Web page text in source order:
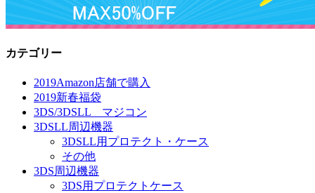
カテゴリー
2019Amazon店舗で購入
2019新春福袋
3DS/3DSLL マジコン
3DSLL周辺機器
3DSLL用プロテクト・ケース
その他
3DS周辺機器
3DS用プロテクトケース